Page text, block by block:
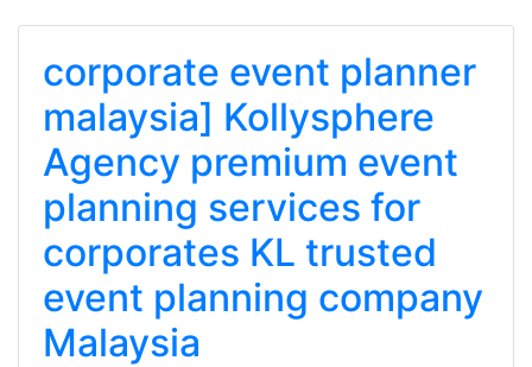
corporate event planner
malaysia] Kollysphere
Agency premium event
planning services for
corporates KL trusted
event planning company
Malaysia